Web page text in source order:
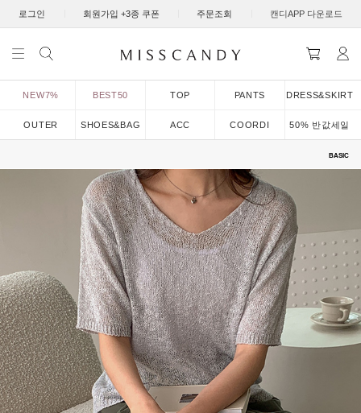
로그인 회원가입 +3종 쿠폰 주문조회 캔디APP 다운로드
NEW7% BEST50 TOP PANTS DRESS&SKIRT
OUTER SHOES&BAG ACC COORDI 50% 반값세일
BASIC